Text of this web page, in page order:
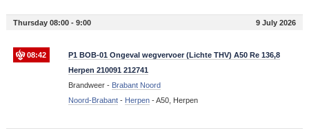
Thursday 08:00 - 9:00 9 July 2026
08:42
P1 BOB-01 Ongeval wegvervoer (Lichte THV) A50 Re 136,8
Herpen 210091 212741
Brandweer - Brabant Noord
Noord-Brabant- Herpen-A50, Herpen